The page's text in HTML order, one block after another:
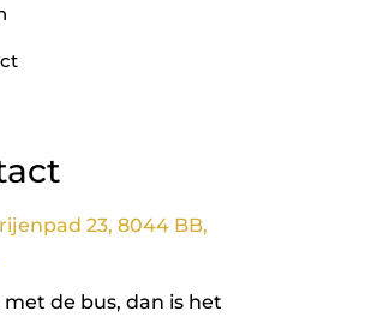
23, 8044 BB,
de bus, dan is het